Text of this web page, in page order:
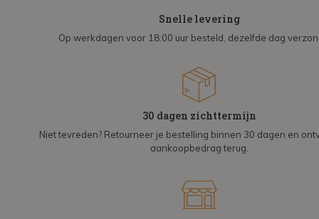
Snelle levering
Op werkdagen voor 18:00 uur besteld, dezelfde dag
30 dagen zichttermijn
Niet tevreden? Retourneer je bestelling binnen 30 dagen en
aankoopbedrag terug.